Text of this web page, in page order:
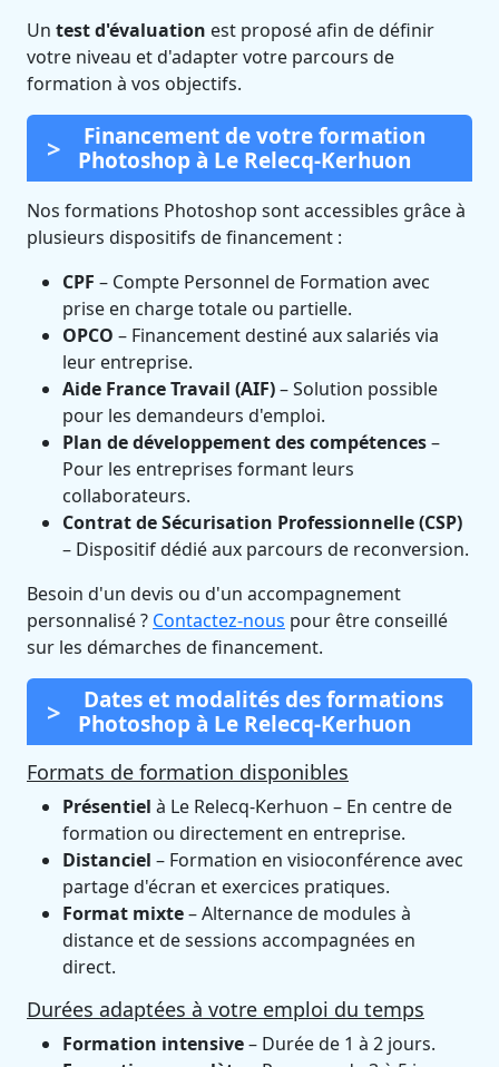
Un test d'évaluation est proposé afin de définir
votre niveau et d'adapter votre parcours de
formation à vos objectifs.
Financement de votre formation
Photoshop à Le Relecq-Kerhuon
Nos formations Photoshop sont accessibles grâce à
plusieurs dispositifs de financement :
CPF – Compte Personnel de Formation avec
prise en charge totale ou partielle.
OPCO – Financement destiné aux salariés via
leur entreprise.
Aide France Travail (AIF)– Solution possible
pour les demandeurs d'emploi.
Plan de développement des compétences–
Pour les entreprises formant leurs
collaborateurs.
Contrat de Sécurisation Professionnelle (CSP)
– Dispositif dédié aux parcours de reconversion.
Besoin d'un devis ou d'un accompagnement
personnalisé ? Contactez-nous pour être conseillé
sur les démarches de financement.
Dates et modalités des formations
Photoshop à Le Relecq-Kerhuon
Formats de formation disponibles
Présentiel à Le Relecq-Kerhuon – En centre de
formation ou directement en entreprise.
Distanciel – Formation en visioconférence avec
partage d'écran et exercices pratiques.
Format mixte– Alternance de modules à
distance et de sessions accompagnées en
direct.
Durées adaptées à votre emploi du temps
Formation intensive– Durée de 1 à 2 jours.